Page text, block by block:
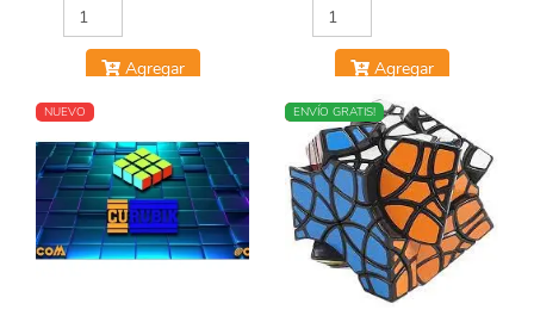
Agregar Agregar
NUEVO NUEVO
ENVÍO GRATIS!